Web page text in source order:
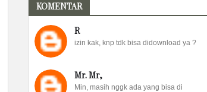
KOMENTAR
R
izin kak, knp tdk bisa didownload ya ?
Mr. Mr,
Min, masih nggk ada yang bisa di